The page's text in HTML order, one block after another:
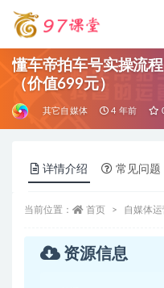
懂车帝拍车号实操流
（价值699元）
其它自媒体 4 年前
详情介绍 常见问题
当前位置： 首页 自媒体
资源信息